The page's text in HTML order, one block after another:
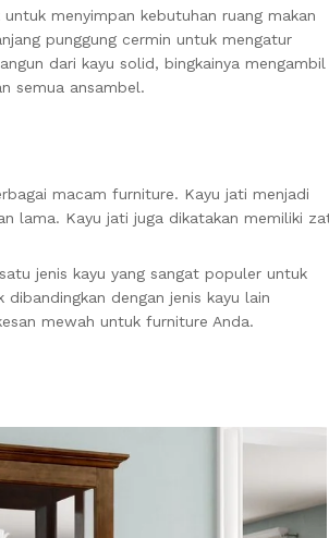
menyimpan kebutuhan ruang makan
punggung cermin untuk mengatur
dari kayu solid, bingkainya mengambil
semua ansambel.
macam furniture. Kayu jati menjadi
lama. Kayu jati juga dikatakan memiliki
jenis kayu yang sangat populer untuk
dengan jenis kayu lain
mewah untuk furniture Anda.